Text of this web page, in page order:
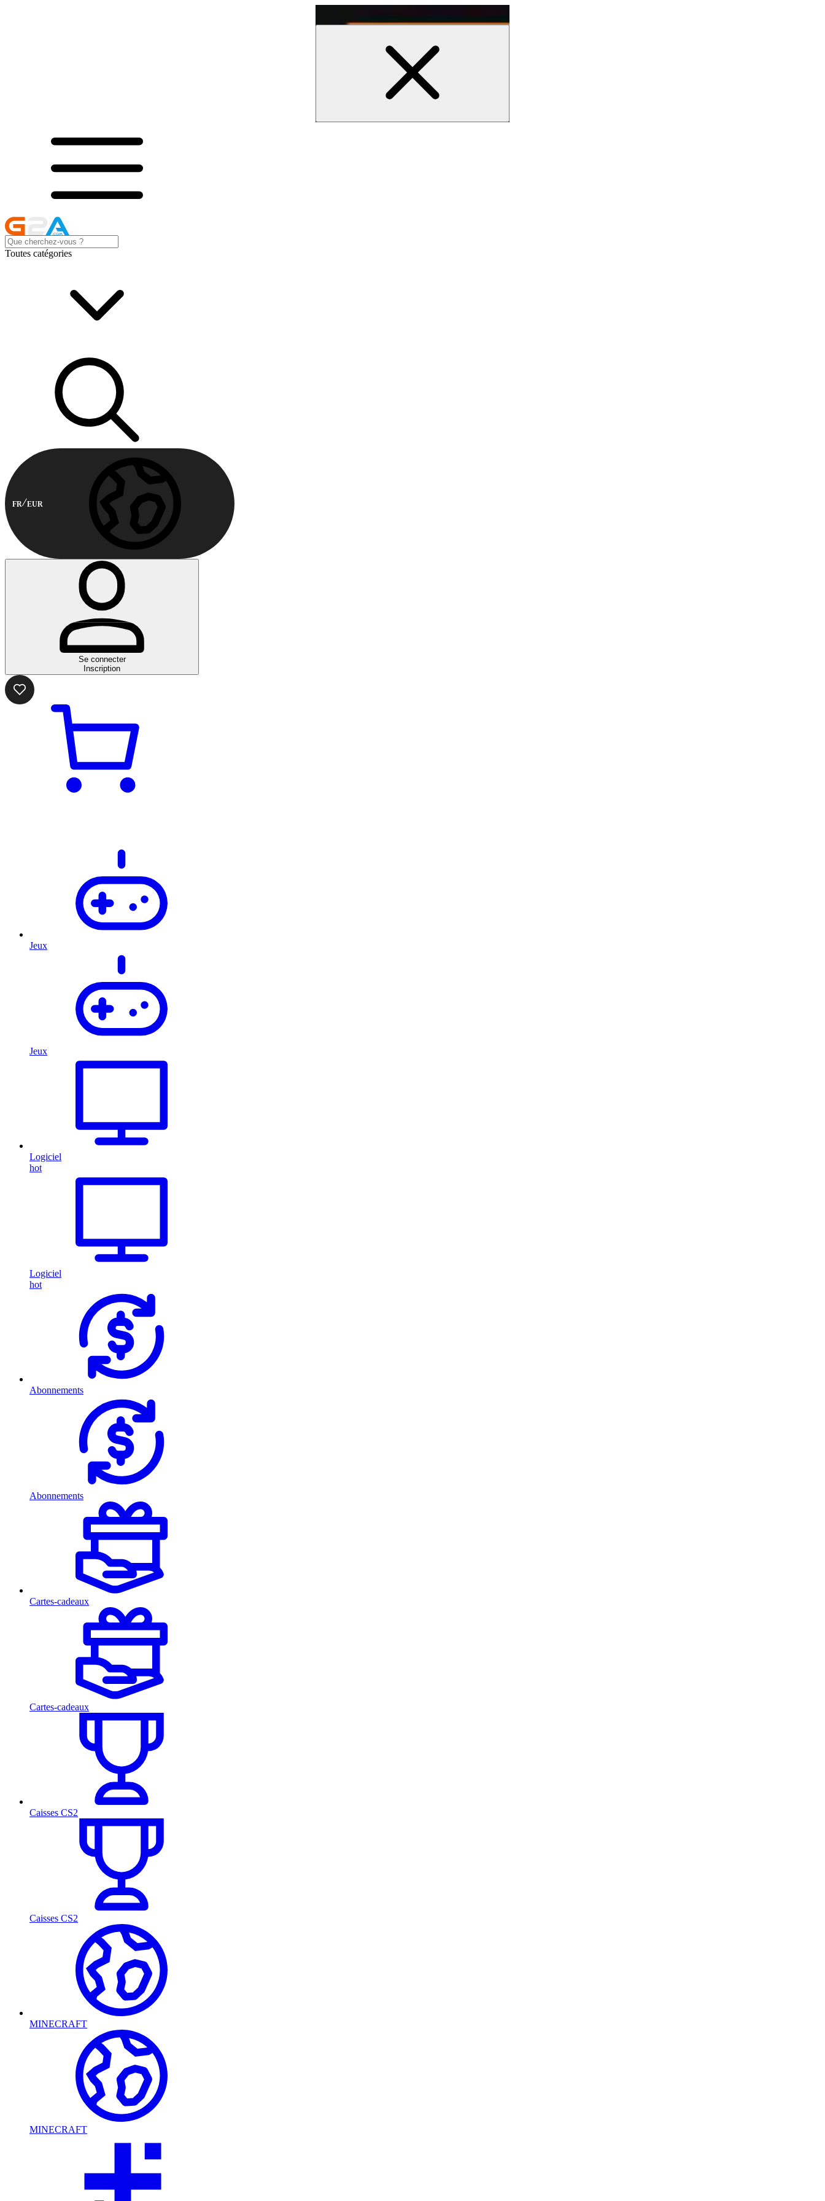
Toutes catégories
FR EUR
Se connecter
Inscription
Jeux
Jeux
Logiciel
hot
Logiciel
hot
Abonnements
Abonnements
Cartes-cadeaux
Cartes-cadeaux
Caisses CS2
Caisses CS2
MINECRAFT
MINECRAFT